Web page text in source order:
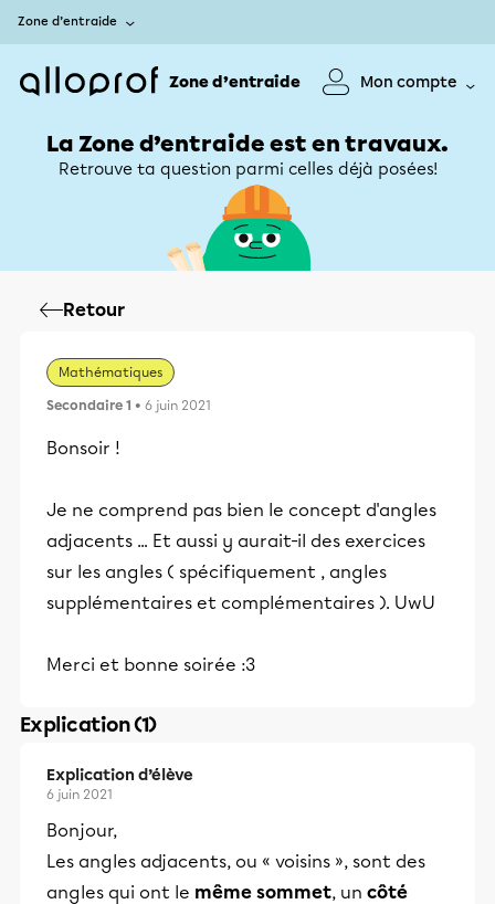
Zone d’entraide
Zone d’entraide Mon compte
La Zone d’entraide est en travaux.
Retrouve ta question parmi celles déjà posées!
Retour
Mathématiques
Secondaire 1 • 6 juin 2021
Bonsoir !
Je ne comprend pas bien le concept d'angles
adjacents ... Et aussi y aurait-il des exercices
sur les angles ( spécifiquement , angles
supplémentaires et complémentaires ). UwU
Merci et bonne soirée :3
Explication (1)
Explication d’élève
6 juin 2021
Bonjour,
Les angles adjacents, ou « voisins », sont des
angles qui ont le même sommet, un côté